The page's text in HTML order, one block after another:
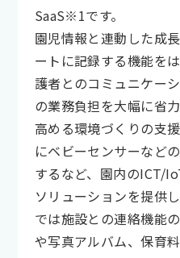
SaaS※1です。
園児情報と連動した成
ートに記録する機能を
護者とのコミュニケー
の業務負担を大幅に省
高める環境づくりの支
にベビーセンサーなど
するなど、園内のICT/
ソリューションを提供
では施設との連絡機能
や写真アルバム、保育